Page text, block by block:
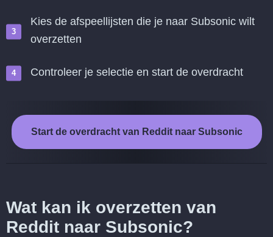
Kies de afspeellijsten die je naar Subsonic wilt
overzetten
Controleer je selectie en start de overdracht
Start de overdracht van Reddit naar Subsonic
Wat kan ik overzetten van
Reddit naar Subsonic?